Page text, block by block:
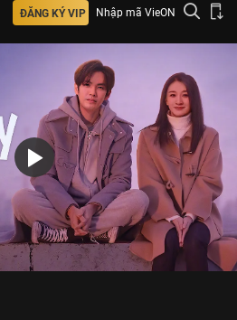
ĐĂNG KÝ VIP Nhập mã VieON